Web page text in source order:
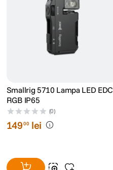
Smallrig 5710 Lampa LED EDC
RGB IP65
(0)
14900 lei